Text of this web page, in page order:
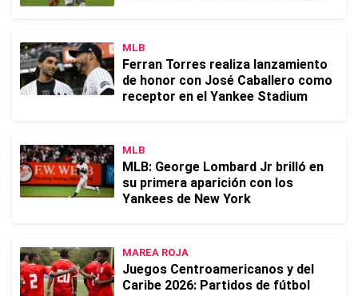
MLB
Ferran Torres realiza lanzamiento
de honor con José Caballero como
receptor en el Yankee Stadium
MLB
MLB: George Lombard Jr brilló en
su primera aparición con los
Yankees de New York
MAREA ROJA
Juegos Centroamericanos y del
Caribe 2026: Partidos de fútbol